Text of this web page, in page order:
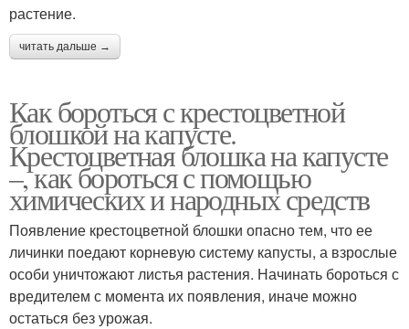
растение.
читать дальше →
Как бороться с крестоцветной
блошкой на капусте.
Крестоцветная блошка на капусте
–, как бороться с помощью
химических и народных средств
Появление крестоцветной блошки опасно тем, что ее
личинки поедают корневую систему капусты, а взрослые
особи уничтожают листья растения. Начинать бороться с
вредителем с момента их появления, иначе можно
остаться без урожая.